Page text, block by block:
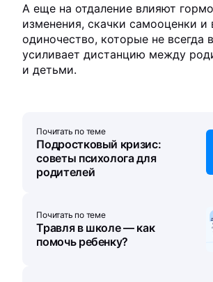
А еще на отдаление влияют
изменения, скачки самооценки и
одиночество, которые не всегда
усиливает дистанцию между
и детьми.
Почитать по теме
Подростковый кризис:
советы психолога для
родителей
Почитать по теме
Травля в школе — как
помочь ребенку?